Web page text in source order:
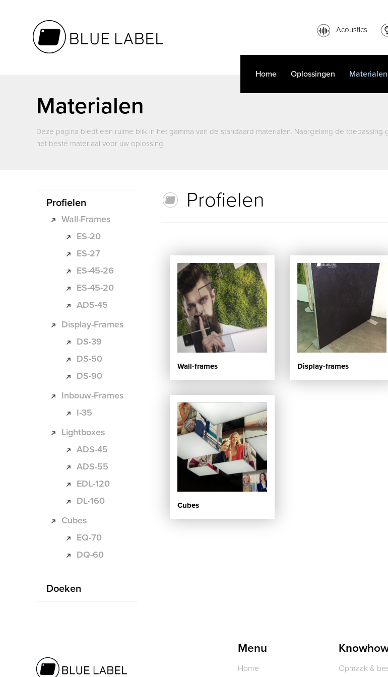
Acoustics
Home Oplossingen Materialen
Materialen
Deze pagina biedt een ruime blik in het gamma van de standaard materialen. Naargelang de toepassing
het beste materiaal voor uw oplossing.
Profielen
Wall-Frames
ES-20
ES-27
ES-45-26
ES-45-20
ADS-45
Display-Frames
DS-39
DS-50
DS-90
Inbouw-Frames
I-35
Lightboxes
ADS-45
ADS-55
EDL-120
DL-160
Cubes
EQ-70
DQ-60
Doeken
Profielen
Wall-frames Display-frames
Cubes
Menu
Home
Opmaak &